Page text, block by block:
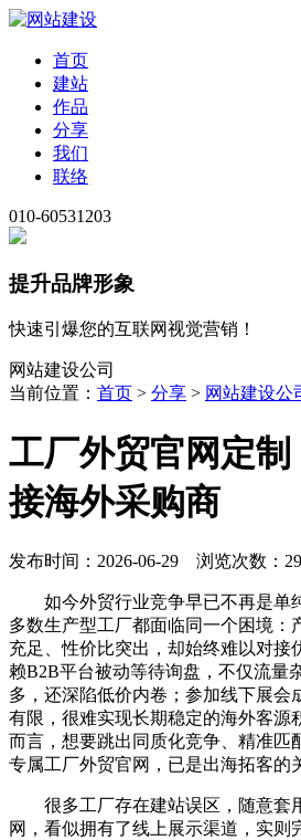
首页
建站
作品
分享
我们
联络
010-60531203
提升品牌形象
快速引爆您的互联网视觉营销！
网站建设公司
当前位置： 首页 > 分享 > 网站建设公
工厂外贸官网定
接海外采购商
发布时间：2026-06-29 浏览次数：
如今外贸行业竞争早已不再是单
多数生产型工厂都面临同一个困境：
充足、性价比突出，却始终难以对接
赖B2B平台被动等待询盘，不仅流量
多，还深陷低价内卷；参加线下展会
有限，很难实现长期稳定的海外客源
而言，想要跳出同质化竞争、精准匹
专属工厂外贸官网，已是出海拓客的
很多工厂存在建站误区，随意套
网，看似拥有了线上展示渠道，实则